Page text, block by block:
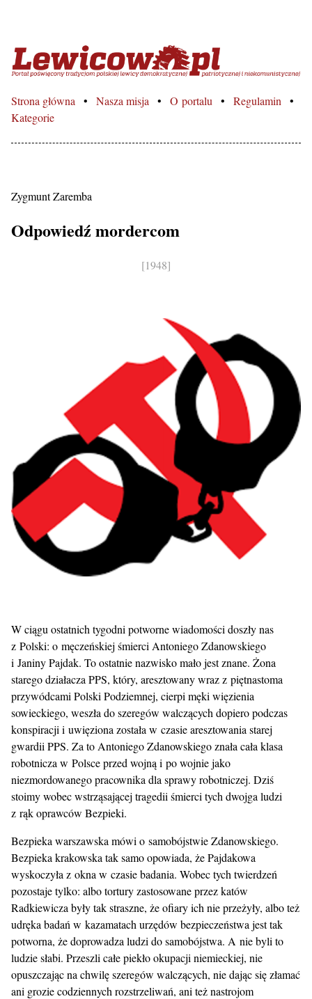
Lewicowo.pl – Portal
Strona główna Nasza misja O portalu
Regulamin
Kategorie
Zygmunt Zaremba
Odpowiedź mordercom
[1948]
W ciągu ostatnich tygodni potworne wiadomości doszły nas
z Polski: o męczeńskiej śmierci Antoniego Zdanowskiego
i Janiny Pajdak. To ostatnie nazwisko mało jest znane. Żona
starego działacza PPS, który, aresztowany wraz z piętnastoma
przywódcami Polski Podziemnej, cierpi męki więzienia
sowieckiego, weszła do szeregów walczących dopiero podczas
konspiracji i uwięziona została w czasie aresztowania starej
gwardii PPS. Za to Antoniego Zdanowskiego znała cała klasa
robotnicza w Polsce przed wojną i po wojnie jako
niezmordowanego pracownika dla sprawy robotniczej. Dziś
stoimy wobec wstrząsającej tragedii śmierci tych dwojga ludzi
z rąk oprawców Bezpieki.
Bezpieka warszawska mówi o samobójstwie Zdanowskiego.
Bezpieka krakowska tak samo opowiada, że Pajdakowa
wyskoczyła z okna w czasie badania. Wobec tych twierdzeń
pozostaje tylko: albo tortury zastosowane przez katów
Radkiewicza były tak straszne, że ofiary ich nie przeżyły, albo też
udręka badań w kazamatach urzędów bezpieczeństwa jest tak
potworna, że doprowadza ludzi do samobójstwa. A nie byli to
ludzie słabi. Przeszli całe piekło okupacji niemieckiej, nie
opuszczając na chwilę szeregów walczących, nie dając się złamać
ani grozie codziennych rozstrzeliwań, ani też nastrojom